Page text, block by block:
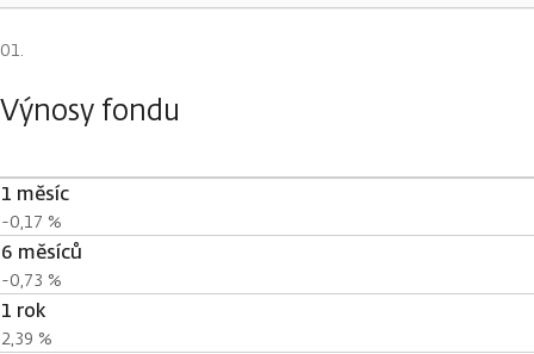
Výnosy fondu
1 měsíc
-0,17 %
6 měsíců
-0,73 %
1 rok
2,39 %